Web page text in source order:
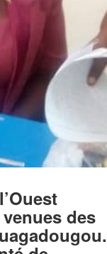
des